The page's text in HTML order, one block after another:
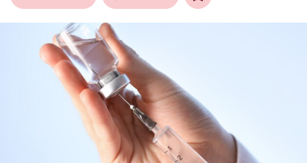
bookmark
Suchbegriff
eingeben
© Krone Multimedia GmbH & Co KG 2026